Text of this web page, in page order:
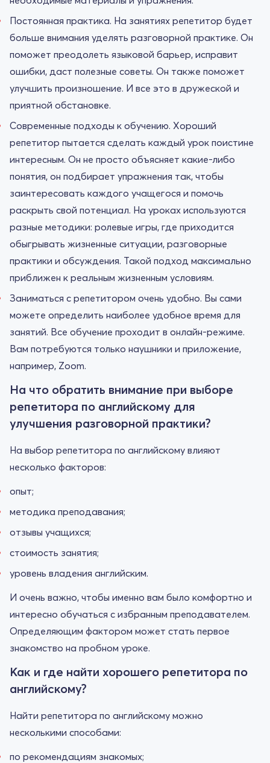
Постоянная практика. На занятиях репетитор будет
больше внимания уделять разговорной практике. Он
поможет преодолеть языковой барьер, исправит
ошибки, даст полезные советы. Он также поможет
улучшить произношение. И все это в дружеской и
приятной обстановке.
Современные подходы к обучению. Хороший
репетитор пытается сделать каждый урок поистине
интересным. Он не просто объясняет какие-либо
понятия, он подбирает упражнения так, чтобы
заинтересовать каждого учащегося и помочь
раскрыть свой потенциал. На уроках используются
разные методики: ролевые игры, где приходится
обыгрывать жизненные ситуации, разговорные
практики и обсуждения. Такой подход максимально
приближен к реальным жизненным условиям.
Заниматься с репетитором очень удобно. Вы сами
можете определить наиболее удобное время для
занятий. Все обучение проходит в онлайн-режиме.
Вам потребуются только наушники и приложение,
например, Zoom.
На что обратить внимание при выборе
репетитора по английскому для
улучшения разговорной практики?
На выбор репетитора по английскому влияют
несколько факторов:
опыт;
методика преподавания;
отзывы учащихся;
стоимость занятия;
уровень владения английским.
И очень важно, чтобы именно вам было комфортно и
интересно обучаться с избранным преподавателем.
Определяющим фактором может стать первое
знакомство на пробном уроке.
Как и где найти хорошего репетитора по
английскому?
Найти репетитора по английскому можно
несколькими способами:
по рекомендациям знакомых;